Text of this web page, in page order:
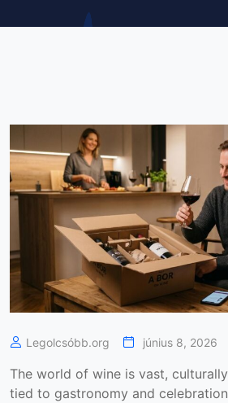
Legolcsóbb.org június 8, 2026
The world of wine is vast,
tied to gastronomy and